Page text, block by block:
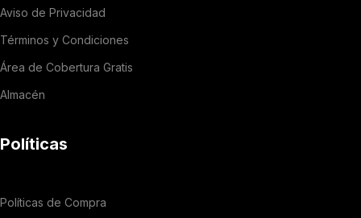
Aviso de Privacidad
Términos y Condiciones
Área de Cobertura Gratis
Almacén
Políticas
Políticas de Compra